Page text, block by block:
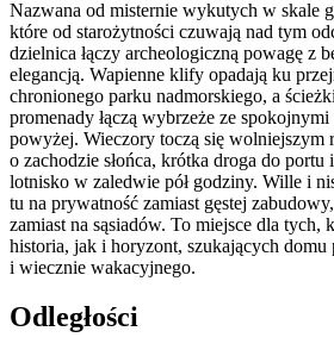
Nazwana od misternie wykutych w skale
które od starożytności czuwają nad tym
dzielnica łączy archeologiczną powagę z
elegancją. Wapienne klify opadają ku
chronionego parku nadmorskiego, a
promenady łączą wybrzeże ze
powyżej. Wieczory toczą się wolniejszym
o zachodzie słońca, krótka droga do portu
lotnisko w zaledwie pół godziny. Wille i
tu na prywatność zamiast gęstej
zamiast na sąsiadów. To miejsce dla tych,
historia, jak i horyzont, szukających
i wiecznie wakacyjnego.
Odległości